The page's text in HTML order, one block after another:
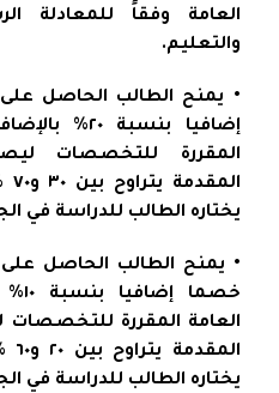
العامة وفقاً للمعادلة
والتعليم.
إضافيا بنسبة
المقررة للتخصصات
يختاره الطالب للدراسة في
العامة المقررة
يختاره الطالب للدراسة في